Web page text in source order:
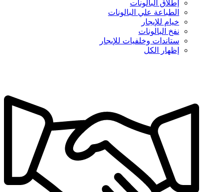
إطلاق البالونات
الطباعة علي البالونات
خيام للإيجار
نفخ البالونات
ستاندات وخلفيات للإيجار
إظهار الكل